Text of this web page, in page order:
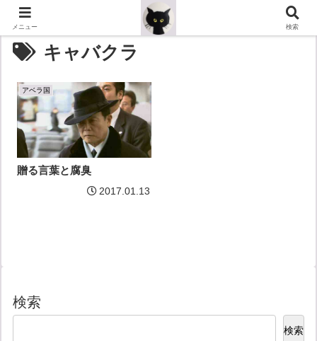
キャバクラ
アベラ国
贈る言葉と腐臭
2017.01.13
検索
検索
メニュー 検索